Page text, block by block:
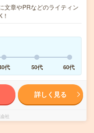
文章やPRなどのライティン
代 50代 60代
詳しく見る
社